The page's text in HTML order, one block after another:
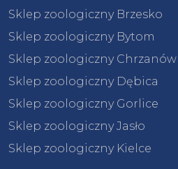
Sklep zoologiczny Brzesko
Sklep zoologiczny Bytom
Sklep zoologiczny Chrzanów
Sklep zoologiczny Dębica
Sklep zoologiczny Gorlice
Sklep zoologiczny Jasło
Sklep zoologiczny Kielce